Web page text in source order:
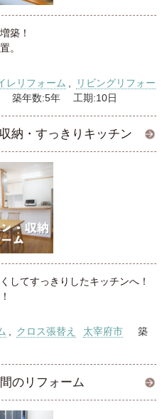
築！
。
レリフォーム
リビングリフォー
築年数:5年 工期:10日
納・すっきりキッチン
してすっきりしたキッチンへ！
クロス張替え 太宰府市
築
のリフォーム